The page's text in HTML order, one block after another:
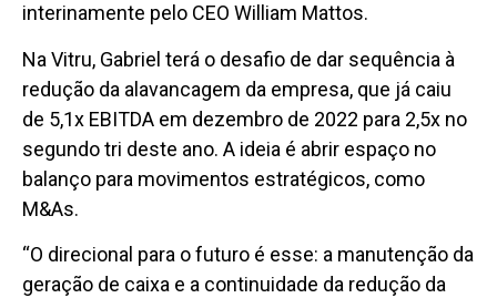
interinamente pelo CEO William Mattos.
Na Vitru, Gabriel terá o desafio de dar sequência à
redução da alavancagem da empresa, que já caiu
de 5,1x EBITDA em dezembro de 2022 para 2,5x no
segundo tri deste ano. A ideia é abrir espaço no
balanço para movimentos estratégicos, como
M&As.
“O direcional para o futuro é esse: a manutenção da
geração de caixa e a continuidade da redução da